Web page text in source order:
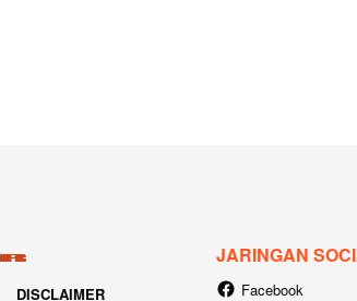
DISCLAIMER
JARINGAN
Facebook